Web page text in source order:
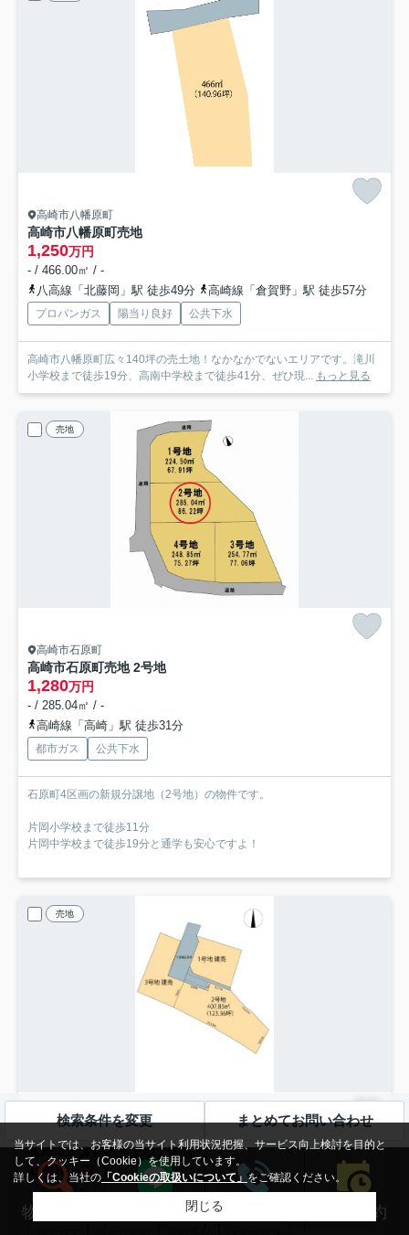
高崎市八幡原町
高崎市八幡原町売地
1,250万円
- / 466.00㎡ / -
八高線「北藤岡」駅 徒歩49分
高崎線「倉賀野」駅 徒歩57分
プロパンガス 陽当り良好 公共下水
高崎市八幡原町広々140坪の売土地！なかなかでないエリアです。滝川
小学校まで徒歩19分、高南中学校まで徒歩41分、ぜひ現...
もっと見る
売地
高崎市石原町
高崎市石原町売地 2号地
1,280万円
- / 285.04㎡ / -
高崎線「高崎」駅 徒歩31分
都市ガス 公共下水
石原町4区画の新規分譲地（2号地）の物件です。
片岡小学校まで徒歩11分
片岡中学校まで徒歩19分と通学も安心ですよ！
売地
高崎市倉賀野町売土地 2号地
1,900万円
- / 407.83㎡ / -
高崎線「倉賀野」駅 徒歩17分
八高線「北藤岡」駅 徒歩39分
検索条件を変更 まとめてお問い合わせ
物件検索 LINEする 来店予約
当サイトでは、お客様の当サイト利用状況把握、サービス向上検討を目的と
して、クッキー（Cookie）を使用しています。
詳しくは、当社の 「Cookieの取扱いについて」をご確認ください。
閉じる